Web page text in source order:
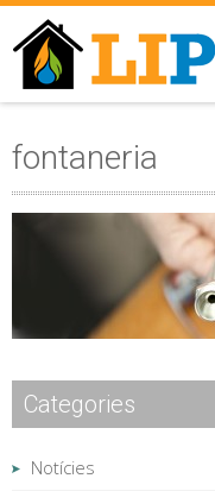
fontaneria
Categories
Notícies